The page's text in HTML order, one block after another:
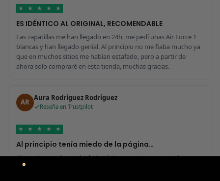
★ ★ ★ ★ ★
ES IDÉNTICO AL ORIGINAL, RECOMENDABLE
Las zapatillas me han llegado en 24h, me pedí unas Air Force 1
blancas y han llegado genial. Al principio no me fiaba mucho ya
que en muchos sitios me habían estafado, pero a partir de
ahora solo compraré en esta tienda, muchas gracias.
AR Aura Rodríguez Rodríguez
Reseña en Trustpilot
★ ★ ★ ★ ★
Al principio tenía miedo de la página…
Al principio tenía miedo de la página por si era una estafa, pero
me ha sorprendido para bien porque todo ha sido increíble. Me